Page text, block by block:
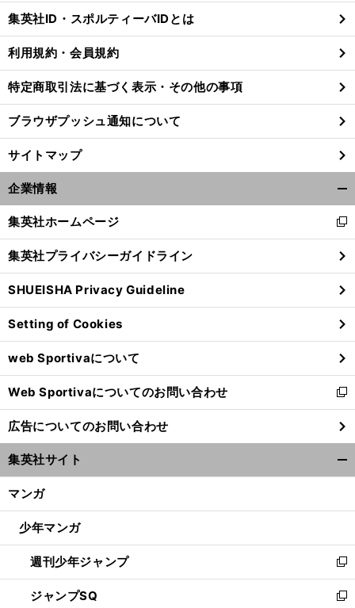
、
。
前
へ
る
集英社ID・スポルティーバIDとは
利用規約・会員規約
特定商取引法に基づく表示・その他の事項
ブラウザプッシュ通知について
サイトマップ
企業情報
閉
る
集英社ホームページ
新
し
い
ウ
ィ
ン
ド
ウ
で
開
く
集英社プライバシーガイドライン
SHUEISHA Privacy Guideline
Setting of Cookies
web Sportivaについて
Web Sportivaについてのお問い合わせ
新
し
い
ウ
ィ
ン
ウ
開
く
広告についてのお問い合わせ
集英社サイト
マンガ
少年マンガ
週刊少年ジャンプ
新
し
い
ジャンプSQ
新